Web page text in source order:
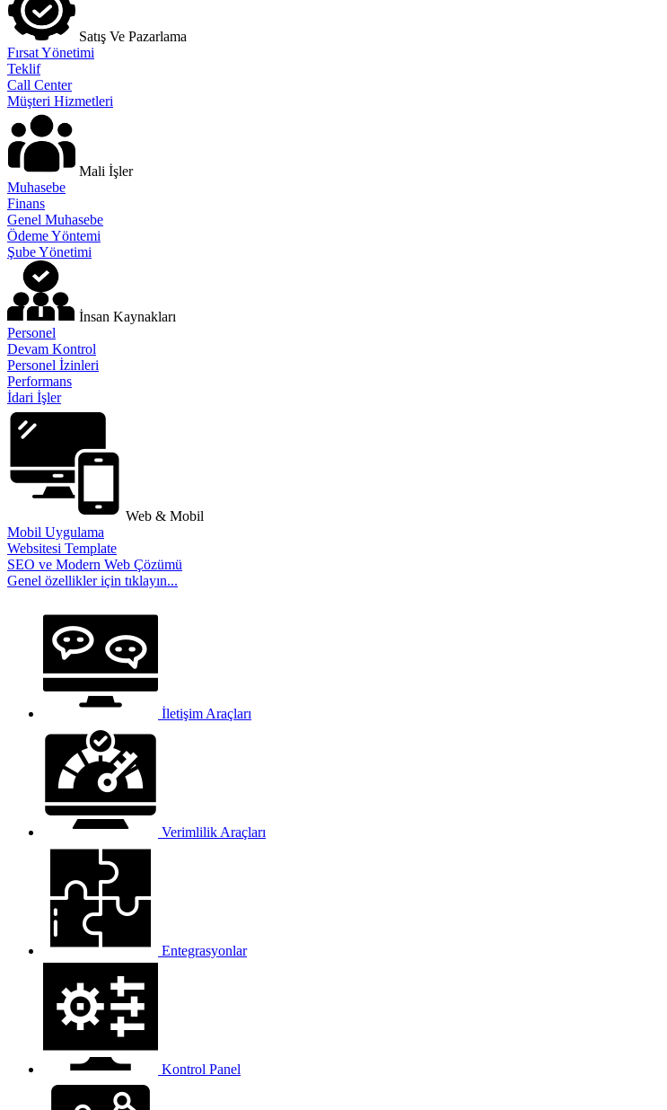
Satış Ve Pazarlama
Fırsat Yönetimi
Teklif
Call Center
Müşteri Hizmetleri
Mali İşler
Muhasebe
Finans
Genel Muhasebe
Ödeme Yöntemi
Şube Yönetimi
İnsan Kaynakları
Personel
Devam Kontrol
Personel İzinleri
Performans
İdari İşler
Web & Mobil
Mobil Uygulama
Websitesi Template
SEO ve Modern Web Çözümü
Genel özellikleriçin tıklayın...
İletişim Araçları
Verimlilik Araçları
Entegrasyonlar
Kontrol Panel